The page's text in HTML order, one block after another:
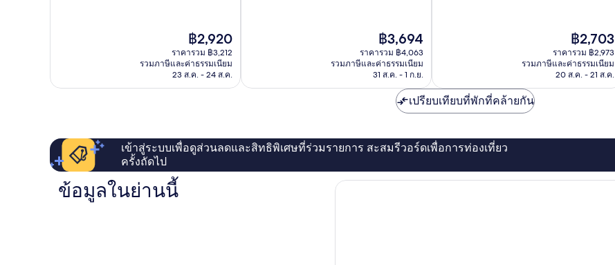
ราคา
ปัจจุบัน
คือ
฿2,920
฿2,920
ราคารวม ฿3,212
รวมภาษีและค่าธรรมเนียม
23 ส.ค. - 24 ส.ค.
ราคา
ปัจจุบัน
คือ
฿3,694
฿3,694
ราคารวม ฿4,063
รวมภาษีและค่าธรรมเนียม
31 ส.ค. - 1 ก.ย.
ราคา
ปัจจุบัน
คือ
฿2,703
฿2,703
ราคารวม ฿2,973
รวมภาษีและค่าธรรมเนียม
20 ส.ค. - 21 ส.ค.
เปรียบเทียบที่พักที่คล้ายกัน
เข้าสู่ระบบเพื่อดูส่วนลดและสิทธิพิเศษที่ร่วมรายการ สะสมรีวอร์ดเพื่อการท่องเที่ยว
ครั้งถัดไป
ข้อมูลในย่านนี้